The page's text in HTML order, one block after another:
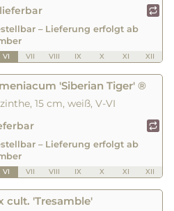
– Lieferung erfolgt ab
VI VII VIII IX X XI XII
'Siberian Tiger' ®
15 cm, weiß, V-VI
– Lieferung erfolgt ab
VI VII VIII IX X XI XII
cult. 'Tresamble'